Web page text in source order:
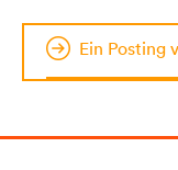
Ein Posting